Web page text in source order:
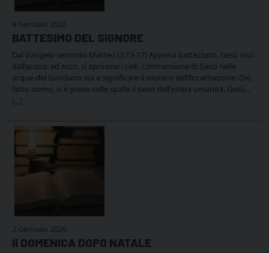
9 Gennaio 2026
BATTESIMO DEL SIGNORE
Dal Vangelo secondo Matteo (3,13-17) Appena battezzato, Gesù uscì
dall’acqua: ed ecco, si aprirono i cieli. L’immersione di Gesù nelle
acque del Giordano sta a significare il mistero dell’Incarnazione: Dio,
fatto uomo, si è preso sulle spalle il peso dell’intera umanità. Gesù…
[...]
2 Gennaio 2026
II DOMENICA DOPO NATALE